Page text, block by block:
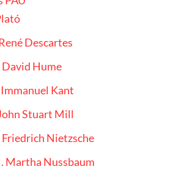
Descartes
David Hume
Immanuel Kant
Stuart Mill
Friedrich Nietzsche
Martha Nussbaum